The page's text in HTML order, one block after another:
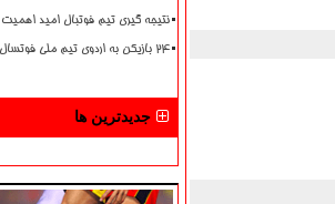
نتیجه گیری تیم فوتبال امید اهمیت
۲۴ بازیکن به اردوی تیم ملی فوتسال زنان دعوت شدند
جدیدترین ها